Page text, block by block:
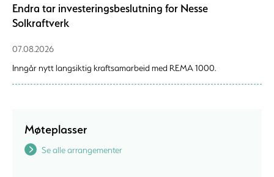
Endra tar investeringsbeslutning for Nesse
Solkraftverk
07.08.2026
Inngår nytt langsiktig kraftsamarbeid med REMA 1000.
Møteplasser
Se alle arrangementer